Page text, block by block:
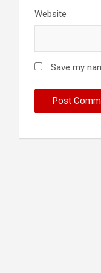
Website
Save my